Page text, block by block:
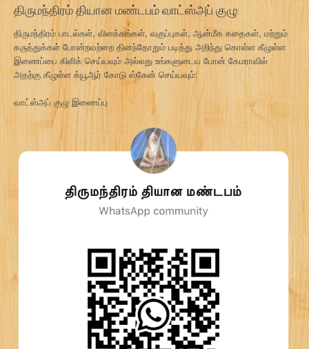
திருமந்திரம் தியான மண்டபம் வாட்ஸ்அப் குழு:
திருமந்திரம் பாடல்கள், விளக்கங்கள், வகுப்புகள், ஆன்மீக கதைகள், மற்றும்
கருத்துக்கள் போன்றவற்றை தினந்தோறும் படித்து அறிந்து கொள்ள கீழுள்ள
இணைப்பை கிளிக் செய்யவும் அல்லது உங்களுடைய போன் கேமராவில்
அதற்கு கீழுள்ள க்யூஆர் கோடு ஸ்கேன் செய்யவும்:
வாட்ஸ்அப் குழு இணைப்பு